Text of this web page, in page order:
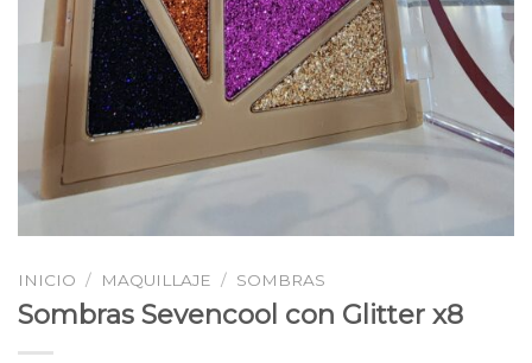
INICIO / MAQUILLAJE / SOMBRAS
Sombras Sevencool con Glitter x8